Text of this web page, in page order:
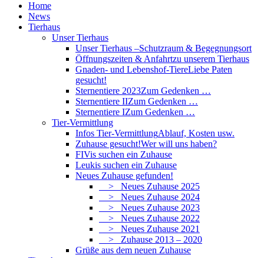
Home
News
Tierhaus
Unser Tierhaus
Unser Tierhaus –Schutzraum & Begegnungsort
Öffnungszeiten & Anfahrtzu unserem Tierhaus
Gnaden- und Lebenshof-TiereLiebe Paten
gesucht!
Sternentiere 2023Zum Gedenken …
Sternentiere IIZum Gedenken …
Sternentiere IZum Gedenken …
Tier-Vermittlung
Infos Tier-VermittlungAblauf, Kosten usw.
Zuhause gesucht!Wer will uns haben?
FIVis suchen ein Zuhause
Leukis suchen ein Zuhause
Neues Zuhause gefunden!
> Neues Zuhause 2025
> Neues Zuhause 2024
> Neues Zuhause 2023
> Neues Zuhause 2022
> Neues Zuhause 2021
> Zuhause 2013 – 2020
Grüße aus dem neuen Zuhause